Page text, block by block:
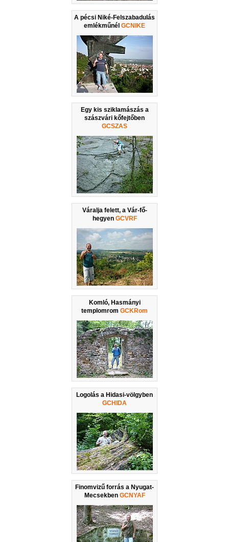
A pécsi Niké-Felszabadulás
emlékműnél GCNIKE
Egy kis sziklamászás a
szászvári kőfejtőben
GCSZAS
Váralja felett, a Vár-fő-
hegyen GCVRF
Komló, Hasmányi
templomrom GCKRom
Logolás a Hidasi-völgyben
GCHIDA
Finomvizű forrás a Nyugat-
Mecsekben GCNYAF